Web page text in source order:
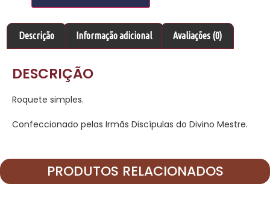
Descrição Informação adicional Avaliações (0)
DESCRIÇÃO
Roquete simples.
Confeccionado pelas Irmãs Discípulas do Divino Mestre.
PRODUTOS RELACIONADOS